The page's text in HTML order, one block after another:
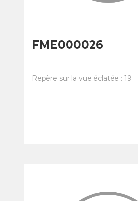
FME000026
Repère sur la vue éclatée : 19